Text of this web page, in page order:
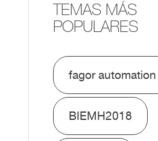
TEMAS MÁS
POPULARES
fagor automation
BIEMH2018